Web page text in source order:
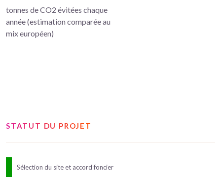
tonnes de CO2 évitées chaque
année (estimation comparée au
mix européen)
STATUT DU PROJET
Sélection du site et accord foncier